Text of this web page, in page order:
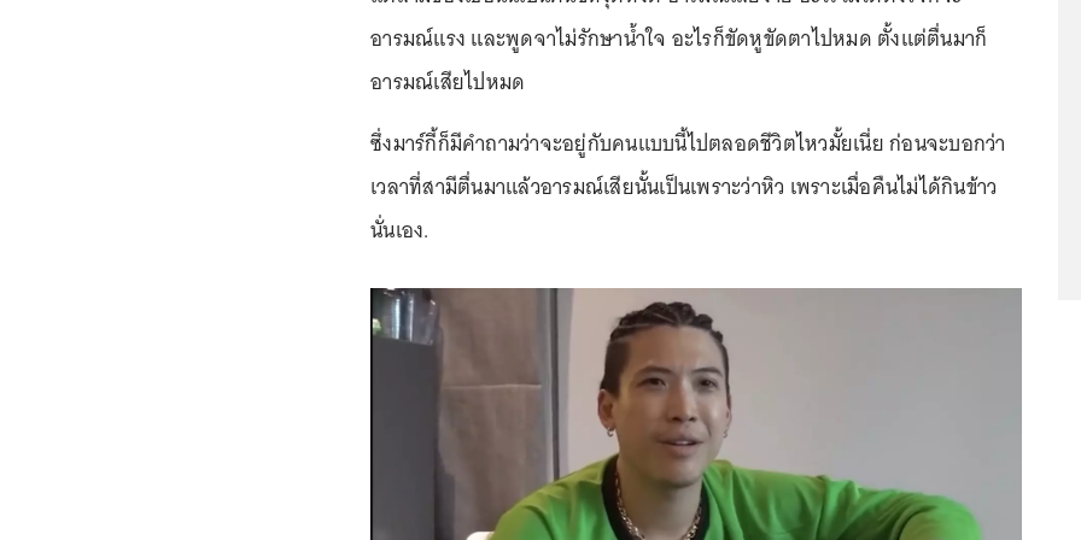
อารมณ์แรง และพูดจาไม่รักษาน้ำใจ อะไรก็ขัดหูขัดตาไปหมด ตั้งแต่ตื่นมาก็
อารมณ์เสียไปหมด
ซึ่งมาร์กี้ก็มีคำถามว่าจะอยู่กับคนแบบนี้ไปตลอดชีวิตไหวมั้ยเนี่ย ก่อนจะบอกว่า
เวลาที่สามีตื่นมาแล้วอารมณ์เสียนั้นเป็นเพราะว่าหิว เพราะเมื่อคืนไม่ได้กินข้าว
นั่นเอง.